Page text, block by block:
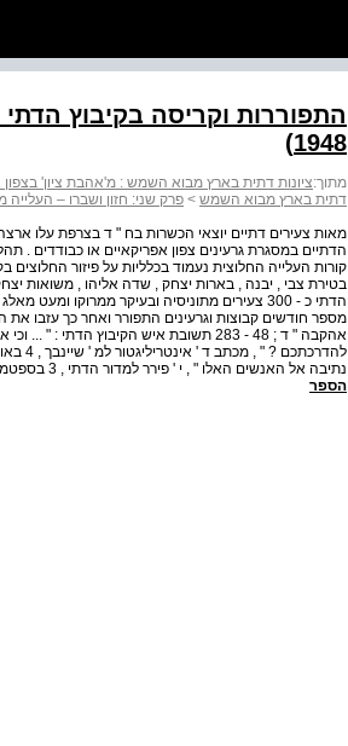
1948)
מתוך:ציונות דתית בארץ מבוא השמש : מ'אהבת ציון' בצפון
דתית בארץ מבוא השמש > פרק שני: חזון ושברו – העלייה
מאות צעירים דתיים יוצאי הכשרות בח " ד בצרפת עלו
הדתיים במסגרת גרעינים צפון אפריקאיים או כבודדים
קורות העלייה החלוצית נעמוד בכלליות על פיזור החלוצים
הדתי כ - 300 צעירים מתוניסיה ובעיקר ממרוקו
אהקבה " ד ; 48 - 283 תשובת איש הקיבוץ
נתיבה אל האנשים האלו " , י ' פירר למדור הדתי , 3 בספטמבר , 1950 אהקבה " ד , ; 51 - 307 חשיבות ההכשרה ר...
הספר